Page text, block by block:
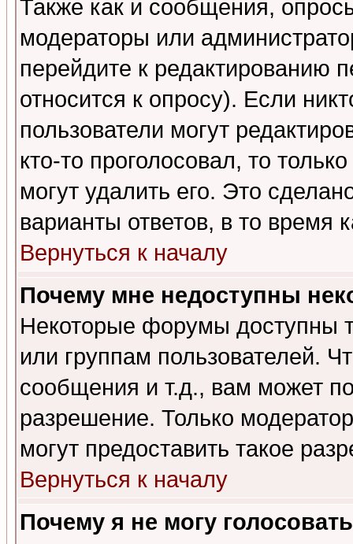
Также как и сообщения,
модераторы или
перейдите к редактированию
относится к опросу). Если
пользователи могут
кто-то проголосовал, то
могут удалить его. Это
варианты ответов, в то время
Вернуться к началу
Почему мне недоступны
Некоторые форумы доступны
или группам пользователей.
сообщения и т.д., вам может
разрешение. Только
могут предоставить такое
Вернуться к началу
Почему я не могу